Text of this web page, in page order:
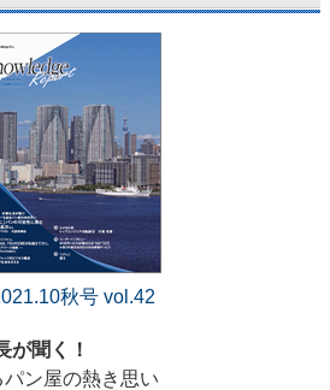
秋号 vol.42
聞く！
パン屋の熱き思い